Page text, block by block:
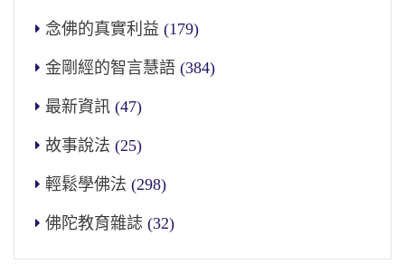
念佛的真實利益 (179)
金剛經的智言慧語 (384)
最新資訊 (47)
故事說法 (25)
輕鬆學佛法 (298)
佛陀教育雜誌 (32)